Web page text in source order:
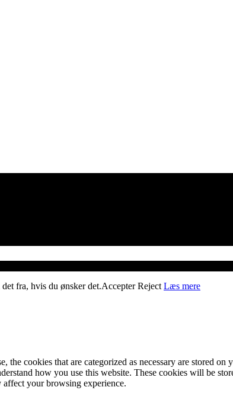
fra, hvis du ønsker det.Accepter Reject Læs mere
cookies that are categorized as necessary are stored on
how you use this website. These cookies will be
affect your browsing experience.